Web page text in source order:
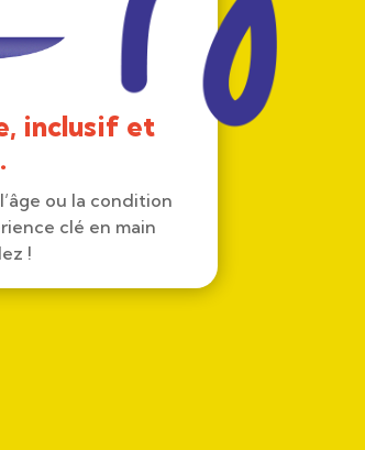
inclusif et
ou la condition
clé en main
!